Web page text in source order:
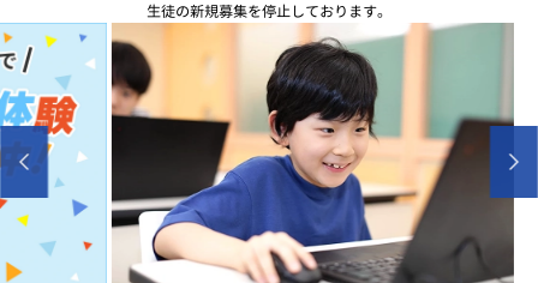
生徒の新規募集を停止しております。